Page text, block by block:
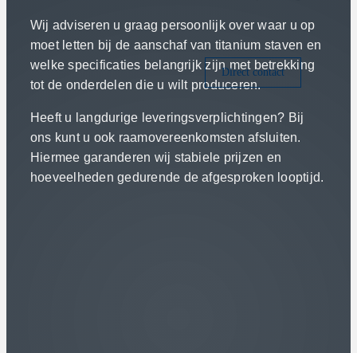
Direct contact
Wij adviseren u graag persoonlijk over waar u op
moet letten bij de aanschaf van titanium staven en
welke specificaties belangrijk zijn met betrekking
tot de onderdelen die u wilt produceren.
Heeft u langdurige leveringsverplichtingen? Bij
ons kunt u ook raamovereenkomsten afsluiten.
Hiermee garanderen wij stabiele prijzen en
hoeveelheden gedurende de afgesproken looptijd.